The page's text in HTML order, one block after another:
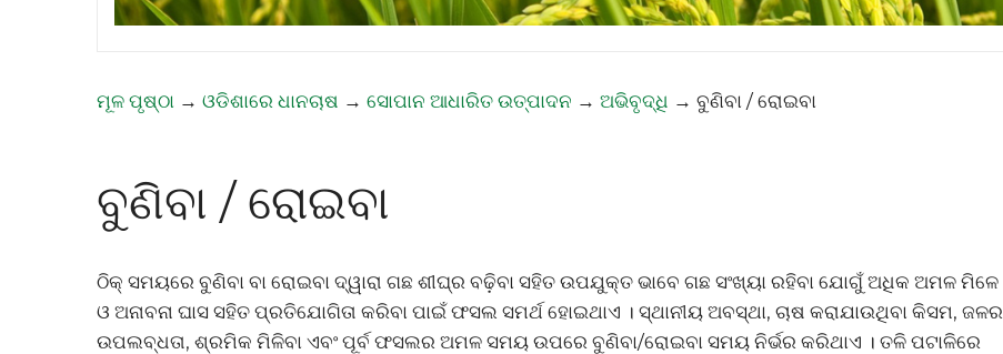
ମୂଳ ପୃଷ୍ଠା → ଓଡିଶାରେ ଧାନଚାଷ → ସୋପାନ ଆଧାରିତ ଉତ୍ପାଦନ → ଅଭିବୃଦ୍ଧି → ବୁଣିବା / ରୋଇବା
ବୁଣିବା / ରୋଇବା
ଠିକ୍ ସମୟରେ ବୁଣିବା ବା ରୋଇବା ଦ୍ୱାରା ଗଛ ଶୀଘ୍ର ବଢ଼ିବା ସହିତ ଉପଯୁକ୍ତ ଭାବେ ଗଛ ସଂଖ୍ୟା ରହିବା ଯୋଗୁଁ ଅଧିକ ଅମଳ ମିଳେ
ଓ ଅନାବନା ଘାସ ସହିତ ପ୍ରତିଯୋଗିତା କରିବା ପାଇଁ ଫସଲ ସମର୍ଥ ହୋଇଥାଏ । ସ୍ଥାନୀୟ ଅବସ୍ଥା, ଚାଷ କରାଯାଉଥିବା କିସମ, ଜଳର
ଉପଲବ୍ଧତା, ଶ୍ରମିକ ମିଳିବା ଏବଂ ପୂର୍ବ ଫସଲର ଅମଳ ସମୟ ଉପରେ ବୁଣିବା/ରୋଇବା ସମୟ ନିର୍ଭର କରିଥାଏ । ତଳି ପଟାଳିରେ